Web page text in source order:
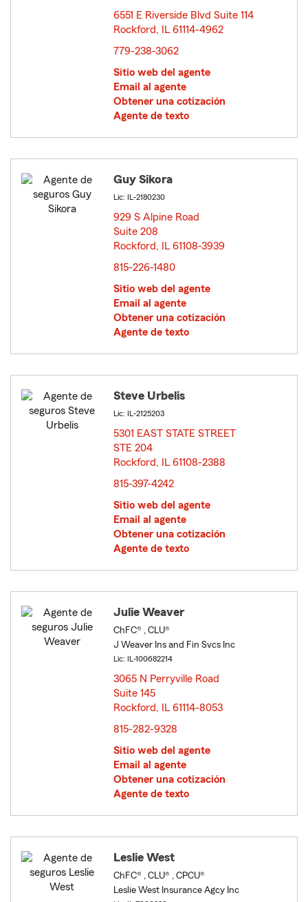
6551 E Riverside Blvd Suite 114
Rockford, IL 61114-4962
779-238-3062
Sitio web del agente
Email al agente
Obtener una cotización
Agente de texto
Guy Sikora
Lic: IL-2180230
929 S Alpine Road
Suite 208
Rockford, IL 61108-3939
815-226-1480
Sitio web del agente
Email al agente
Obtener una cotización
Agente de texto
Steve Urbelis
Lic: IL-2125203
5301 EAST STATE STREET
STE 204
Rockford, IL 61108-2388
815-397-4242
Sitio web del agente
Email al agente
Obtener una cotización
Agente de texto
Julie Weaver
ChFC® , CLU®
J Weaver Ins and Fin Svcs Inc
Lic: IL-100682214
3065 N Perryville Road
Suite 145
Rockford, IL 61114-8053
815-282-9328
Sitio web del agente
Email al agente
Obtener una cotización
Agente de texto
Leslie West
ChFC® , CLU® , CPCU®
Leslie West Insurance Agcy Inc